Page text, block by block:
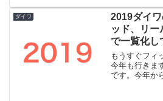
ダイワ
2019ダイ
ッド、リー
で一覧化し
もうすぐフィ
今年も行きま
です。今年か